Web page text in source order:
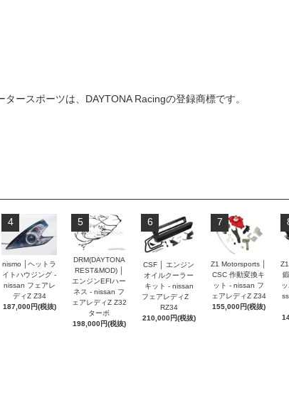
ースポーツは、DAYTONA Racingの登録商標です。
4
nismo │ヘットラ
イトハウジング -
nissan フェアレ
ディZ Z34
187,000円(税抜)
5
DRM(DAYTONA
REST&MOD) │
エンジンEFIハー
ネス - nissan フ
ェアレディZ Z32
ターボ
198,000円(税抜)
6
CSF │ エンジン
オイルクーラー
キット - nissan
フェアレディZ
RZ34
210,000円(税抜)
7
Z1 Motorsports │
CSC 作動変換キ
ット - nissan フ
ェアレディZ Z34
155,000円(税抜)